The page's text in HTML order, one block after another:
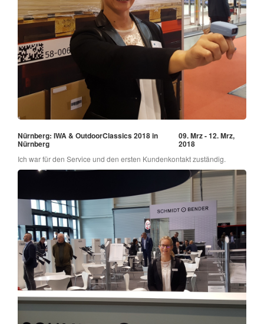
Nürnberg: IWA & OutdoorClassics 2018 in
Nürnberg
09. Mrz - 12. Mrz,
2018
Ich war für den Service und den ersten Kundenkontakt zuständig.